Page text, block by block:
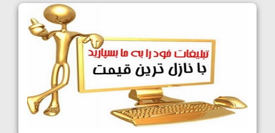
کشتی آزاد نوجوانان جهان؛ رقبای نمایندگان
ایران مشخص شدند
1405/05/08
کشتی فرنگی نوجوانان جهان؛ سکوی تیمی
سوم برای ایران